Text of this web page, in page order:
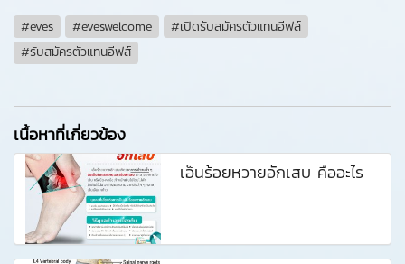
#eves #eveswelcome
#เปิดรับสมัครตัวแทนอีฟส์
#รับสมัครตัวแทนอีฟส์
เนื้อหาที่เกี่ยวข้อง
เอ็นร้อยหวายอักเสบ คืออะไร ️